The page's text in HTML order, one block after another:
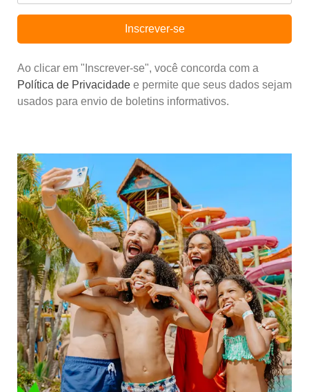
Inscrever-se
Ao clicar em "Inscrever-se", você concorda com a
Política de Privacidade e permite que seus dados sejam
usados para envio de boletins informativos.